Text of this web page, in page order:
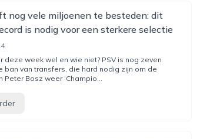
nog vele miljoenen te besteden: dit
is nodig voor een sterkere selectie
deze week wel en wie niet? PSV is nog zeven
ban van transfers, die hard nodig zijn om de
Peter Bosz weer ‘Champio...